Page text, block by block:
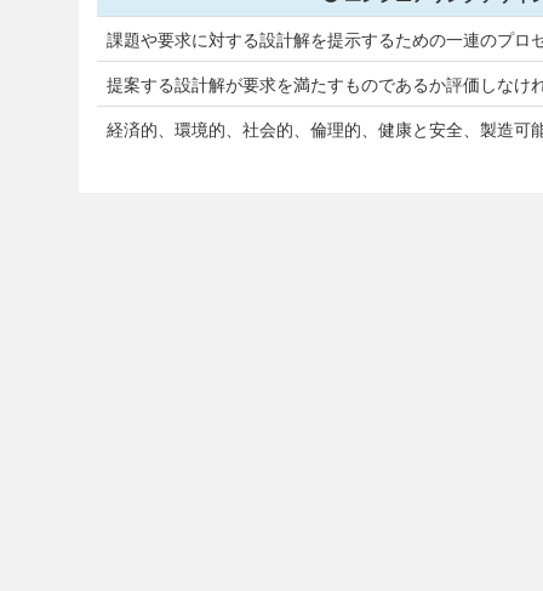
課題や要求に対する設計解を提示するための一連のプ
提案する設計解が要求を満たすものであるか評価しなけ
経済的、環境的、社会的、倫理的、健康と安全、製造